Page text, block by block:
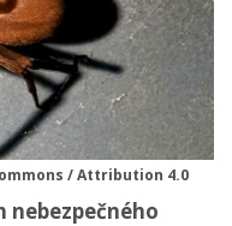
/ Attribution 4.0
nebezpečného